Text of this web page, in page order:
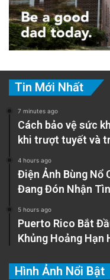
Tin Mới Nhất
7 minutes ago
Cách bảo vệ sức
khi trượt tuyết và
4 hours ago
Điện Ảnh Bùng Nổ
Đang Đón Nhận
5 hours ago
Puerto Rico Bắt
Khủng Hoảng Hạn
Hình Ảnh Nổi Bật